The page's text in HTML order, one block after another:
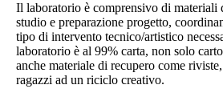
Il laboratorio è comprensivo di materiali
studio e preparazione progetto,
tipo di intervento tecnico/artistico
laboratorio è al 99% carta, non solo
anche materiale di recupero come
ragazzi ad un riciclo creativo.